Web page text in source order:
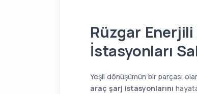
Rüzgar
İstasyonları
Yeşil dönüşümün bir parçası
araç şarj istasyonlarını